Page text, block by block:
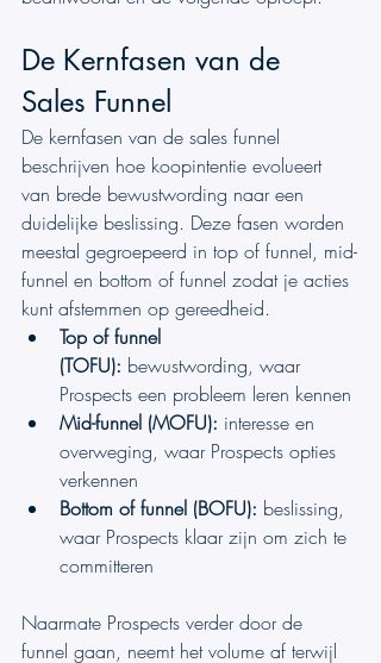
De Kernfasen van de
Sales Funnel
De kernfasen van de sales funnel
beschrijven hoe koopintentie evolueert
van brede bewustwording naar een
duidelijke beslissing. Deze fasen worden
meestal gegroepeerd in top of funnel, mid-
funnel en bottom of funnel zodat je acties
kunt afstemmen op gereedheid.
Top of funnel
(TOFU): bewustwording, waar
Prospects een probleem leren kennen
Mid-funnel (MOFU): interesse en
overweging, waar Prospects opties
verkennen
Bottom of funnel (BOFU): beslissing,
waar Prospects klaar zijn om zich te
committeren
Naarmate Prospects verder door de
funnel gaan, neemt het volume af terwijl